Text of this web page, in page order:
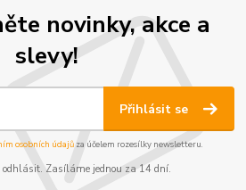
novinky, akce a
slevy!
Přihlásit se
osobních údajůza účelem rozesílky newsletteru.
odhlásit. Zasíláme jednou za 14 dní.